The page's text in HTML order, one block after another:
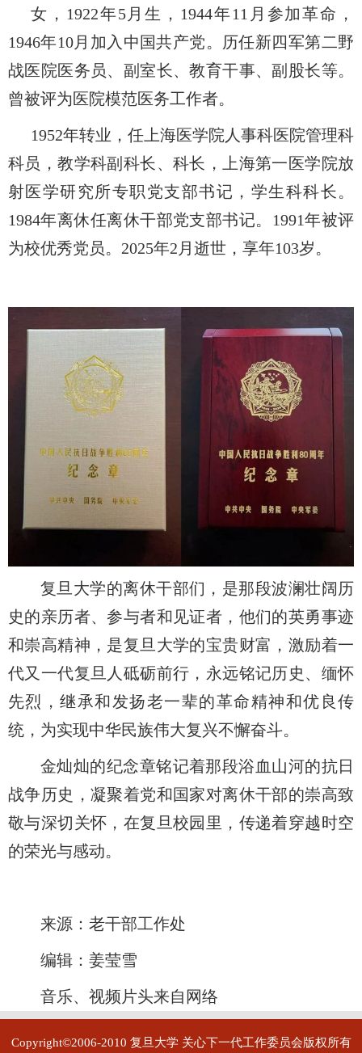
女， 1922年5月生， 1944年11 月参加革命，
1946年10月加入中国共产党。历任新四军第二野
战医院医务员、副室长、教育干事、副股长等。
曾被评为医院模范医务工作者。
1952年转业，任上海医学院人事科医院管理科
科员，教学科副科长、科长，上海第一医学院放
射医学研究所专职党支部书记，学生科科长。
1984年离休任离休干部党支部书记。 1991年被评
为校优秀党员。 2025年2 月逝世，享年103岁。
复旦大学的离休干部们，是那段波澜壮阔历
史的亲历者、参与者和见证者，他们的英勇事迹
和崇高精神，是复旦大学的宝贵财富，激励着一
代又一代复旦人砥砺前行，永远铭记历史、缅怀
先烈，继承和发扬老一辈的革命精神和优良传
统，为实现中华民族伟大复兴不懈奋斗。
金灿灿的纪念章铭记着那段浴血山河的抗日
战争历史，凝聚着党和国家对离休干部的崇高致
敬与深切关怀，在复旦校园里，传递着穿越时空
的荣光与感动。
来源：老干部工作处
编辑：姜莹雪
音乐、视频片头来自网络
Copyright©2006-2010 复旦大学 关心下一代工作委员会版权所有